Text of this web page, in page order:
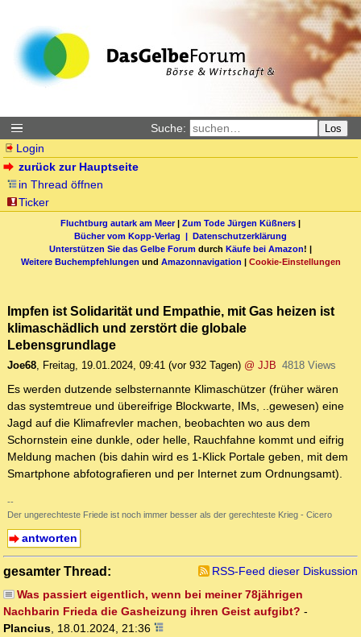
Suche: Los
Login
zurück zur Hauptseite
in Thread öffnen
Ticker
Fluchtburg autark am Meer| Zum Tode Jürgen Küßners |
Bücher vom Kopp-Verlag | Datenschutzerklärung
Unterstützen Sie das Gelbe Forum durch Käufe bei Amazon! |
Weitere Buchempfehlungen und Amazonnavigation | Cookie-Einstellungen
Impfen ist Solidarität und Empathie, mit Gas heizen ist
klimaschädlich und zerstört die globale
Lebensgrundlage
Joe68, Freitag, 19.01.2024, 09:41 (vor 932 Tagen) @ JJB 4818 Views
Es werden dutzende selbsternannte Klimaschützer (früher wären
das systemtreue und übereifrige Blockwarte, IMs, ..gewesen) eine
Jagd auf die Klimafrevler machen, beobachten wo aus dem
Schornstein eine dunkle, oder helle, Rauchfahne kommt und eifrig
Meldung machen (bis dahin wird es 1-Klick Portale geben, mit dem
Smartphone abfotografieren und per Internet zum Ordnungsamt).
--
Der ungerechteste Friede ist noch immer besser als der gerechteste Krieg - Cicero
antworten
gesamter Thread:
RSS-Feed dieser Diskussion
Was passiert eigentlich, wenn bei meiner 78jährigen
Nachbarin Frieda die Gasheizung ihren Geist aufgibt? -
Plancius, 18.01.2024, 21:36